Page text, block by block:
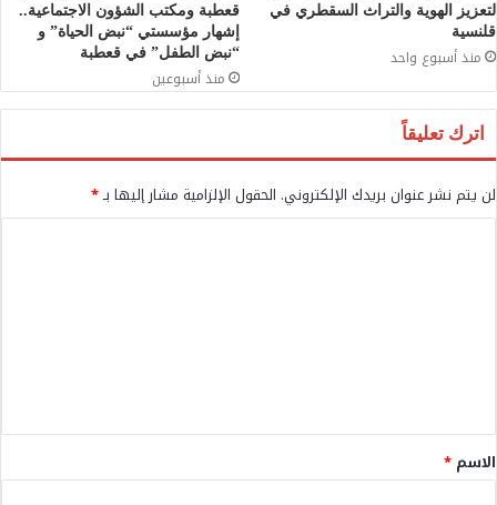
لتعزيز الهوية والتراث السقطري في
قلنسية
منذ أسبوع واحد
قعطبة ومكتب الشؤون الاجتماعية..
إشهار مؤسستي “نبض الحياة” و
“نبض الطفل” في قعطبة
منذ أسبوعين
اترك تعليقاً
لن يتم نشر عنوان بريدك الإلكتروني. الحقول الإلزامية مشار إليها بـ*
ق
*
الاسم *